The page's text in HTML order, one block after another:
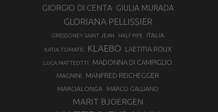
GIORGIO DI CENTA GIULIA MURADA
GLORIANA PELLISSIER
GRESSONEY SAINT JEAN HALF PIPE ITALIA
KATIA TOMATIS KLAEBO LAETITIA ROUX
LUCA MATTEOTTI MADONNA DI CAMPIGLIO
MAGNINI MANFRED REICHEGGER
MARCIALONGA MARCO GALLIANO
MARIT BJOERGEN